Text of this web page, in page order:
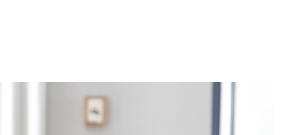
воздуха